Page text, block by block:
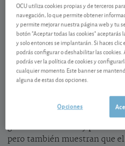
cartera diversificada, revisar
más sensibles a los tipos y
coyunturales y deterioro real
¿Debe el pequeño
una semana bursátil
inflación y los tipos de
Sí, pero no debería
La inflación, el petróleo y los
generar volatilidad y
pero también muestran que
OCU utiliza cookies propias y de terceros
navegación, lo que permite obtener
y permite mejorar nuestra página web y tu
botón "Aceptar todas las cookies" aceptarás
y solo entonces se implantarán. Si haces
podrás configurar o deshabilitar las cookies.
podrás ver la política de cookies y
cualquier momento. Este banner se
alguna de estas dos opciones.
Opciones